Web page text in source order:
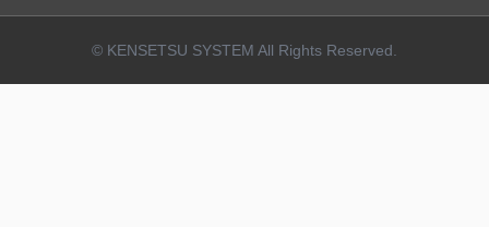
© KENSETSU SYSTEM All Rights Reserved.